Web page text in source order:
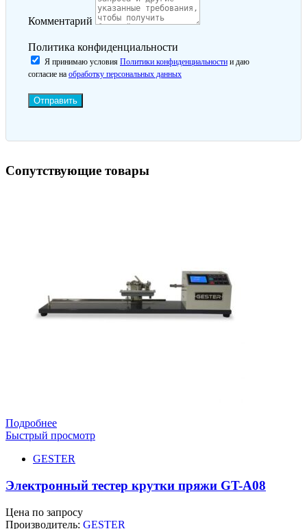
Комментарий
Политика конфиденциальности
Я принимаю условия Политики конфиденциальности и даю
согласие на обработку персональных данных
Отправить
Сопутствующие товары
Подробнее
Быстрый просмотр
GESTER
Электронный тестер крутки пряжи GT-A08
Цена по запросу
Производитель: GESTER